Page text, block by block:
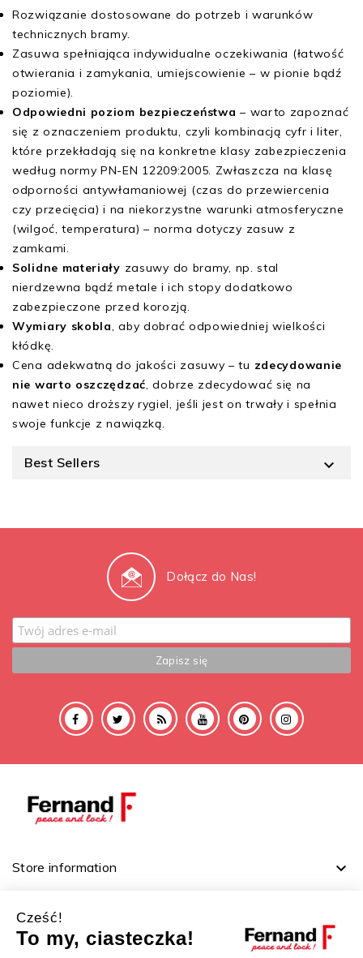
Rozwiązanie dostosowane do potrzeb i warunków
technicznych bramy.
Zasuwa spełniająca indywidualne oczekiwania (łatwość
otwierania i zamykania, umiejscowienie – w pionie bądź
poziomie).
Odpowiedni poziom bezpieczeństwa – warto zapoznać
się z oznaczeniem produktu, czyli kombinacją cyfr i liter,
które przekładają się na konkretne klasy zabezpieczenia
według normy PN-EN 12209:2005. Zwłaszcza na klasę
odporności antywłamaniowej (czas do przewiercenia
czy przecięcia) i na niekorzystne warunki atmosferyczne
(wilgoć, temperatura) – norma dotyczy zasuw z
zamkami.
Solidne materiały zasuwy do bramy, np. stal
nierdzewna bądź metale i ich stopy dodatkowo
zabezpieczone przed korozją.
Wymiary skobla , aby dobrać odpowiedniej wielkości
kłódkę.
Cena adekwatną do jakości zasuwy – tu zdecydowanie
nie warto oszczędzać , dobrze zdecydować się na
nawet nieco droższy rygiel, jeśli jest on trwały i spełnia
swoje funkcje z nawiązką.
Best Sellers 
Dołącz do Nas!
Store information 
Ważne linki 
Cześć!
To my, ciasteczka!